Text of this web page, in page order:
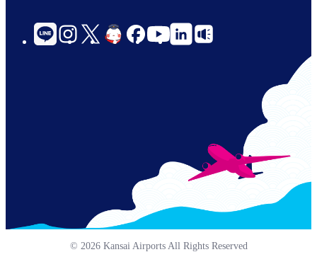
social-
links-
© 2026 Kansai Airports All Rights Reserved